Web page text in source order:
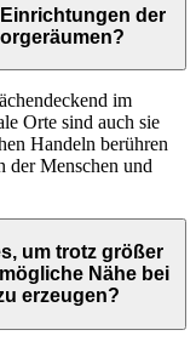
der
im
Orte sind auch sie
Handeln berühren
der Menschen und
um trotz größer
Nähe bei
erzeugen?